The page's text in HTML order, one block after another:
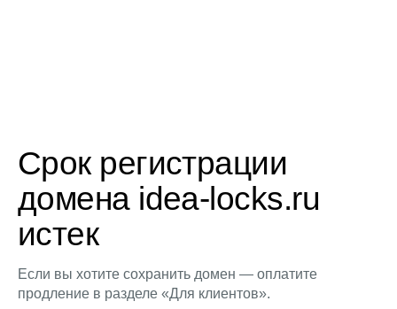
Срок регистрации
домена idea-locks.ru
истек
Если вы хотите сохранить домен — оплатите
продление в разделе «Для клиентов».